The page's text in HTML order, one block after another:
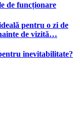
de funcționare
pentru o zi de
de vizită…
inevitabilitate?